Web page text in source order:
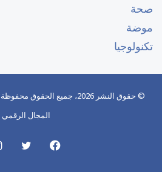
صحة
موضة
تكنولوجيا
© حقوق النشر 2026، جميع الحقوق محفوظة |
المجال الرقمي
فيسبوك تويتر